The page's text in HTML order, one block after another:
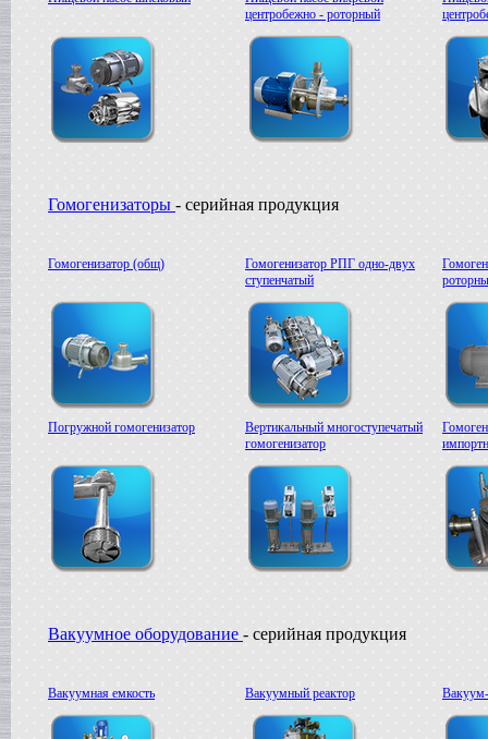
в г. Воронеж
в г. Рязань
Варочный котел
Диссольвер
Сироповарочный котел
в г.Воронеж
в г. Рязань
Жиротопка
в г. Видное
Смеситель типа "Пьяная бочка"
Дражировочная машина
в г. Минск
в г. Челябинск
Плавитель жира
в г. Ряжск
Пищевое оборудование
в г. Ростов на Дону
Пищевой насос
Гомогенизатор
в г. Спаск
Линия для сгущенного молока
центробежно - роторный
Гомогенизаторы - серийная продукция
Гомогенизатор (общ)
Гомогенизатор РПГ одно-двух
ступенчатый
Погружной гомогенизатор
Вертикальный многоступечатый
гомогенизатор
Вакуумное оборудование - серийная продукция
Вакуумная емкость Вакуумный реактор